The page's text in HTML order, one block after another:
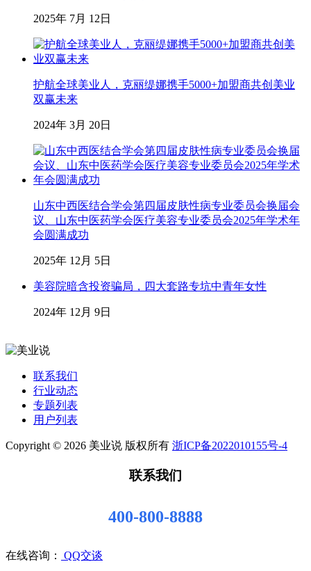
2025年 7月 12日
护航全球美业人，克丽缇娜携手5000+加盟商共创美业
双赢未来
2024年 3月 20日
山东中西医结合学会第四届皮肤性病专业委员会换届会
议、山东中医药学会医疗美容专业委员会2025年学术年
会圆满成功
2025年 12月 5日
美容院暗含投资骗局，四大套路专坑中青年女性
2024年 12月 9日
联系我们
行业动态
专题列表
用户列表
Copyright © 2026 美业说 版权所有 浙ICP备2022010155号-4
联系我们
400-800-8888
在线咨询： QQ交谈